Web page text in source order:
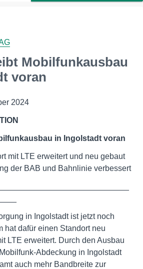
Mobilfunkausbau
voran
2024
in Ingolstadt voran
mit LTE erweitert und neu gebaut
der BAB und Bahnlinie verbessert
in Ingolstadt ist jetzt noch
hat dafür einen Standort neu
LTE erweitert. Durch den Ausbau
Abdeckung in Ingolstadt
auch mehr Bandbreite zur